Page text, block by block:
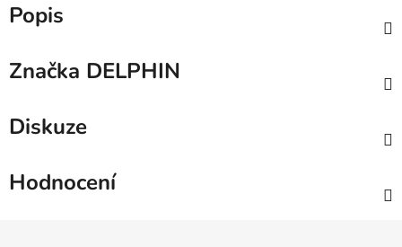
Popis
Značka DELPHIN
Diskuze
Hodnocení